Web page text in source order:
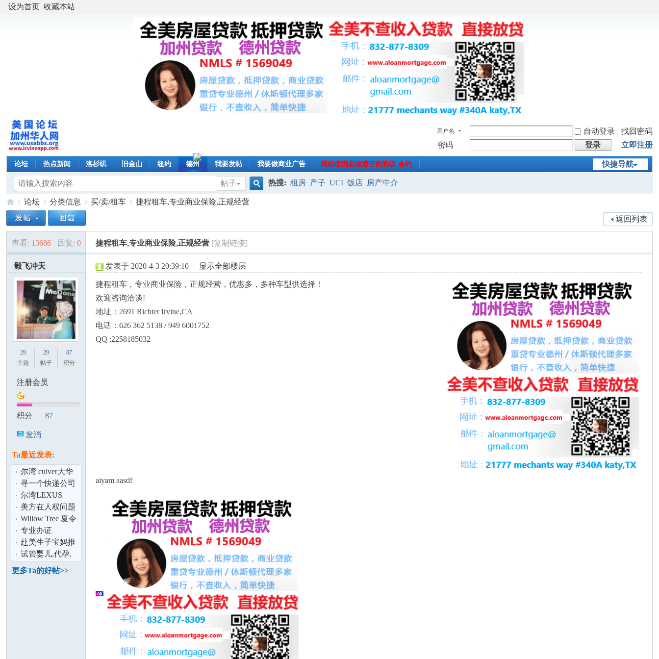
设为首页 收藏本站
用户名 自动登录
找回密码
密码
登录 立即注册
快捷导航
论坛 热点新闻 洛杉矶 旧金山 纽约 德州 我要发帖 我要做商业广告 网站使用必须遵守的协议 合约
帖子
热搜: 租房 产子 UCI 饭店 房产中介
美
国
»
论坛
›
分类信息 买/卖/租车
›
捷程租车,专业商业保险,正规经营
返回列表
查看: 13686 | 回复: 0 捷程租车,专业商业保险,正规经营 [复制链接]
毅飞冲天
29
主题
29
帖子
87
积分
注册会员
积分 87
发消
Ta最近发表:
尔湾 culver大华
旁 两房
townhouse整租
寻一个快递公司
~！！！~
尔湾LEXUS
RX350 闲置车出
租4个月,价格便
宜
美方在人权问题
上的双重标准“始
终如一”
Willow Tree 夏令
营 2015
专业办证
赴美生子宝妈推
荐瘦身下奶月子
餐食谱
试管婴儿,代孕,
赴美生子,选择美
国培恩辅助
更多Ta的好帖>>
发表于 2020-4-3 20:39:10 | 显示全部楼层
捷程租车，专业商业保险，正规经营，优惠多，多种车型供选择！
欢迎咨询洽谈!
地址：2691 Richter Irvine,CA
电话：626 362 5138 / 949 6001752
QQ :2258185032
aiyam aasdf